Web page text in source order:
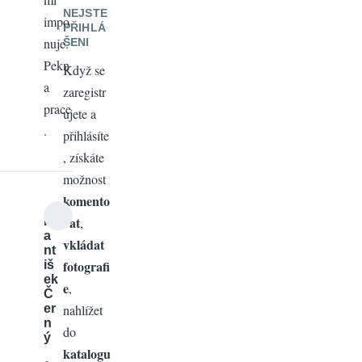
impo
nuje.
Pekn
a
prace
.
Fr
a
nt
iš
ek
Č
er
n
ý
NEJSTE
PŘIHLÁ
ŠENI
Když se
zaregistr
ujete a
přihlásíte
, získáte
možnost
komento
vat,
vkládat
fotografi
e,
nahlížet
do
katalogu